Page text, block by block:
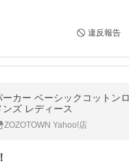
違反報告
ーカー ベーシックコットン
ンズ レディース
ZOZOTOWN Yahoo!店